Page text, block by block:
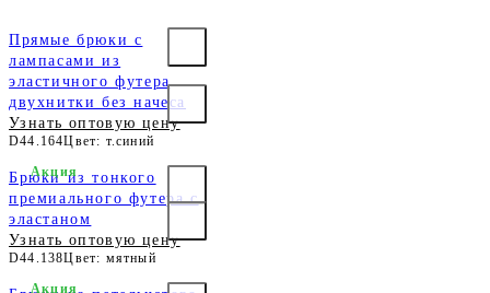
Прямые брюки с
лампасами из
эластичного футера
двухнитки без начеса
Узнать оптовую цену
D44.164Цвет: т.синий
Брюки из тонкого
премиального футера с
эластаном
Узнать оптовую цену
D44.138Цвет: мятный
Акция
Акция